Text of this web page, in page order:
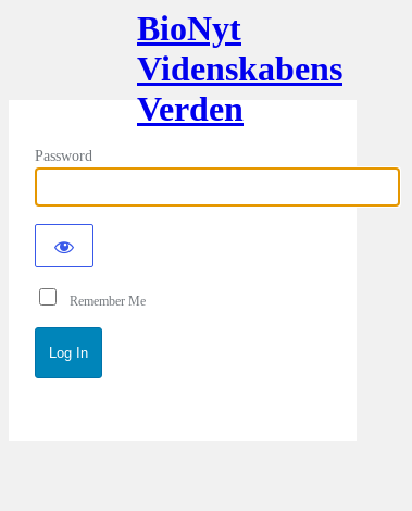
BioNyt
Videnskabens
Verden
Password
Remember Me